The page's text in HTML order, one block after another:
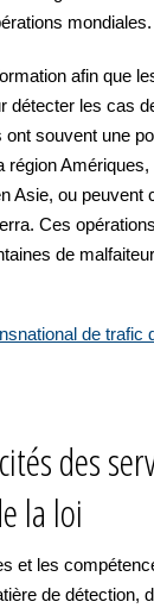
mondiales.
afin que
détecter les cas
ont souvent une
Amériques,
Asie, ou peuvent
Ces opérations
de
de trafic
des
la loi
et les
de détection,